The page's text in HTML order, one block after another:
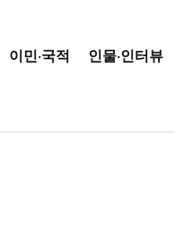
이민·국적 인물·인터뷰